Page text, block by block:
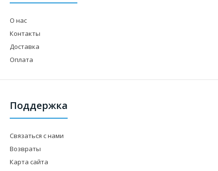
О нас
Контакты
Доставка
Оплата
Поддержка
Связаться с нами
Возвраты
Карта сайта